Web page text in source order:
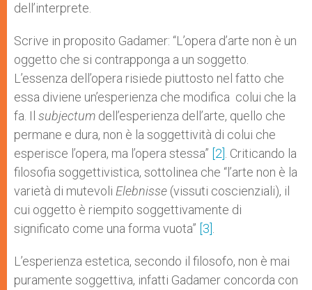
dell’interprete.
Scrive in proposito Gadamer: “L’opera d’arte non è un
oggetto che si contrapponga a un soggetto.
L’essenza dell’opera risiede piuttosto nel fatto che
essa diviene un’esperienza che modifica colui che la
fa. Il subjectum dell’esperienza dell’arte, quello che
permane e dura, non è la soggettività di colui che
esperisce l’opera, ma l’opera stessa” [2]
. Criticando la
filosofia soggettivistica, sottolinea che “l’arte non è la
varietà di mutevoli Elebnisse (vissuti coscienziali), il
cui oggetto è riempito soggettivamente di
significato come una forma vuota” [3]
L’esperienza estetica, secondo il filosofo, non è mai
puramente soggettiva, infatti Gadamer concorda con